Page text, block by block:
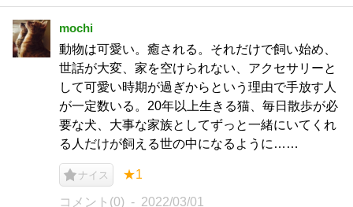
mochi
動物は可愛い。癒される。それだけで飼い始め、
世話が大変、家を空けられない、アクセサリーと
して可愛い時期が過ぎからという理由で手放す人
が一定数いる。20年以上生きる猫、毎日散歩が必
要な犬、大事な家族としてずっと一緒にいてくれ
る人だけが飼える世の中になるように……
ナイス ★1
コメント(0) 2022/03/01